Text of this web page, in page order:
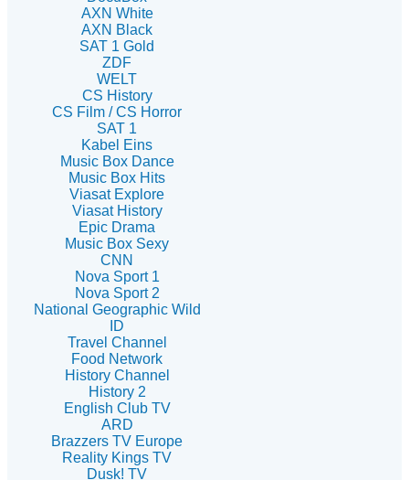
AXN White
AXN Black
SAT 1 Gold
ZDF
WELT
CS History
CS Film / CS Horror
SAT 1
Kabel Eins
Music Box Dance
Music Box Hits
Viasat Explore
Viasat History
Epic Drama
Music Box Sexy
CNN
Nova Sport 1
Nova Sport 2
National Geographic Wild
ID
Travel Channel
Food Network
History Channel
History 2
English Club TV
ARD
Brazzers TV Europe
Reality Kings TV
Dusk! TV